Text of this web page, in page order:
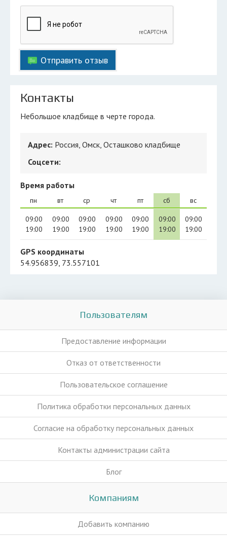
Отправить отзыв
Контакты
Небольшое кладбище в черте города.
Адрес: Россия, Омск, Осташково кладбище
Соцсети:
Время работы
пн
09:00
19:00
вт
09:00
19:00
ср
09:00
19:00
чт
09:00
19:00
пт
09:00
19:00
сб
09:00
19:00
вс
09:00
19:00
GPS координаты
54.956839, 73.557101
Пользователям
Предоставление информации
Отказ от ответственности
Пользовательское соглашение
Политика обработки персональных данных
Согласие на обработку персональных данных
Контакты администрации сайта
Блог
Компаниям
Добавить компанию